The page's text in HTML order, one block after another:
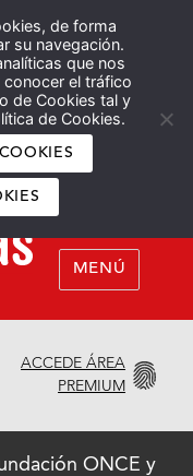
de forma
su navegación.
que nos
el tráfico
de Cookies tal y
de Cookies.
Español English
MENÚ
ACCEDE ÁREA
PREMIUM
ONCE y